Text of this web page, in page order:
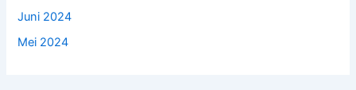
Juni 2024
Mei 2024